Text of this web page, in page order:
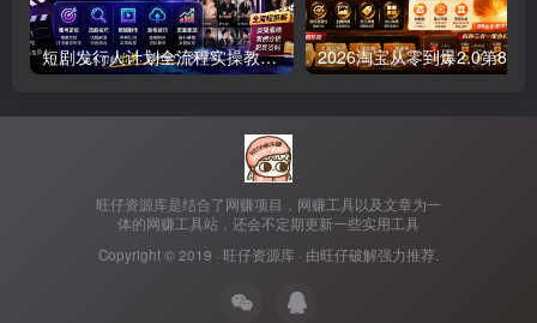
短剧发行人计划全流程实操教程；从账号定位到选剧剪辑再到发布技巧，零基础也能快速上手出单
旺仔资源库是结合了网赚项目，网赚工具以及文章为一
体的网赚工具站，还会不定期更新一些实用工具
Copyright © 2019 · 旺仔资源库 · 由旺仔破解强力推荐.